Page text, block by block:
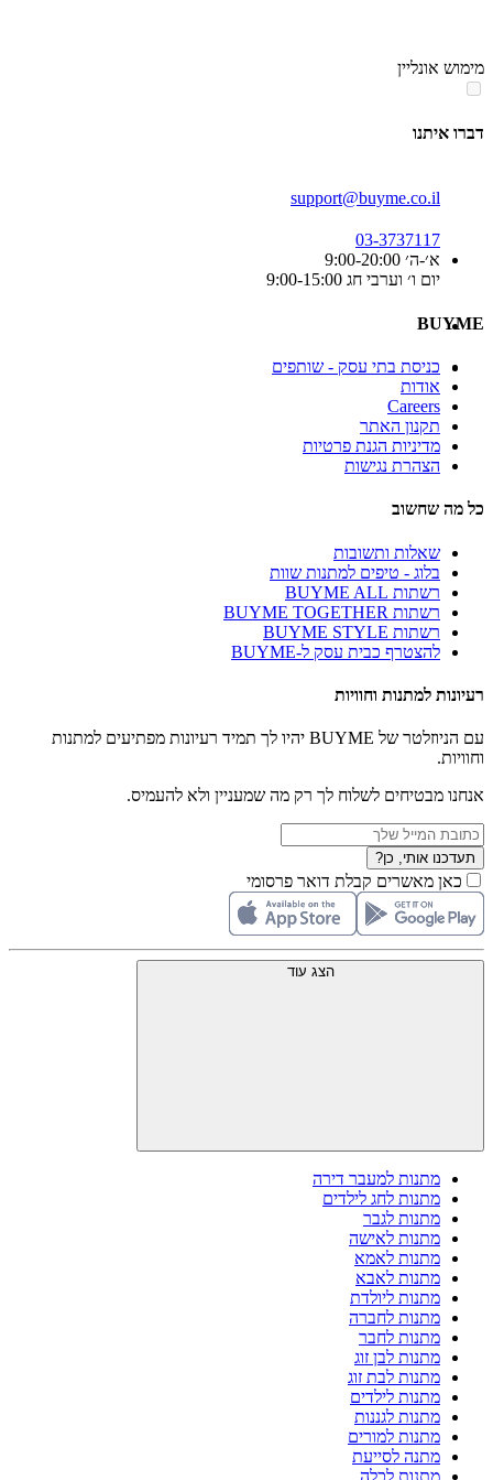
אזור
מימוש אונליין
דברו איתנו
support@buyme.co.il
03-3737117
א׳-ה׳ 9:00-20:00
יום ו׳ וערבי חג 9:00-15:00
BUYME
כניסת בתי עסק - שותפים
אודות
Careers
תקנון האתר
מדיניות הגנת פרטיות
הצהרת נגישות
כל מה שחשוב
שאלות ותשובות
בלוג - טיפים למתנות שוות
רשתות BUYME ALL
רשתות BUYME TOGETHER
רשתות BUYME STYLE
להצטרף כבית עסק ל-BUYME
רעיונות למתנות וחוויות
עם הניוזלטר של BUYME יהיו לך תמיד רעיונות מפתיעים למתנות
וחוויות.
אנחנו מבטיחים לשלוח לך רק מה שמעניין ולא להעמיס.
תעדכנו אותי, כן?
כאן מאשרים קבלת דואר פרסומי
הצג עוד
מתנות למעבר דירה
מתנות לחג לילדים
מתנות לגבר
מתנות לאישה
מתנות לאמא
מתנות לאבא
מתנות ליולדת
מתנות לחברה
מתנות לחבר
מתנות לבן זוג
מתנות לבת זוג
מתנות לילדים
מתנות לגננות
מתנות למורים
מתנה לסייעת
מתנות לכלה